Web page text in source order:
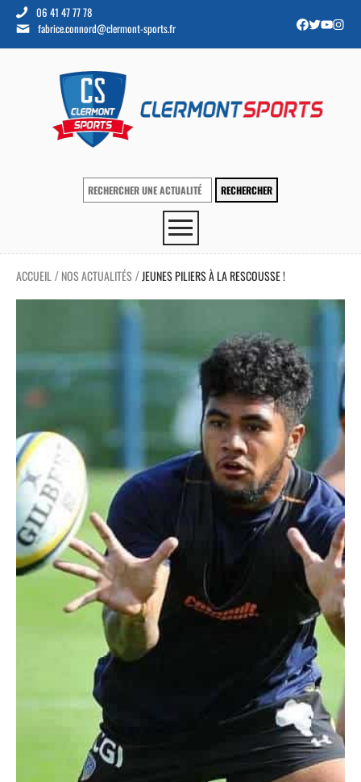
06 41 47 77 78
fabrice.connord@clermont-sports.fr
ACCUEIL / NOS ACTUALITÉS / JEUNES PILIERS À LA RESCOUSSE !